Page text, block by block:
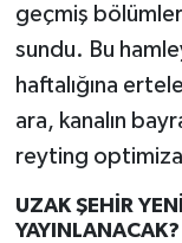
geçmiş
sundu. Bu
haftalığına
ara, kanalın
reyting
UZAK ŞEHİR
YAYINLANACAK?